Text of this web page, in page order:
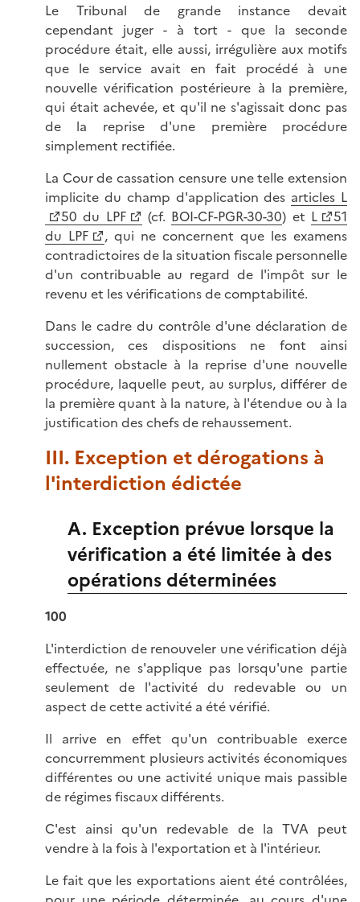
Le Tribunal de grande instance devait
cependant juger - à tort - que la seconde
procédure était, elle aussi, irrégulière aux motifs
que le service avait en fait procédé à une
nouvelle vérification postérieure à la première,
qui était achevée, et qu'il ne s'agissait donc pas
de la reprise d'une première procédure
simplement rectifiée.
La Cour de cassation censure une telle extension
implicite du champ d'application des articles L
50 du LPF
(cf. BOI-CF-PGR-30-30) et L
51
du LPF
, qui ne concernent que les examens
contradictoires de la situation fiscale personnelle
d'un contribuable au regard de l'impôt sur le
revenu et les vérifications de comptabilité.
Dans le cadre du contrôle d'une déclaration de
succession, ces dispositions ne font ainsi
nullement obstacle à la reprise d'une nouvelle
procédure, laquelle peut, au surplus, différer de
la première quant à la nature, à l'étendue ou à la
justification des chefs de rehaussement.
III. Exception et dérogations à
l'interdiction édictée
A. Exception prévue lorsque la
vérification a été limitée à des
opérations déterminées
100
L'interdiction de renouveler une vérification déjà
effectuée, ne s'applique pas lorsqu'une partie
seulement de l'activité du redevable ou un
aspect de cette activité a été vérifié.
Il arrive en effet qu'un contribuable exerce
concurremment plusieurs activités économiques
différentes ou une activité unique mais passible
de régimes fiscaux différents.
C'est ainsi qu'un redevable de la TVA peut
vendre à la fois à l'exportation et à l'intérieur.
Le fait que les exportations aient été contrôlées,